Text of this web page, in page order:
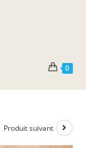
0
Produit suivant